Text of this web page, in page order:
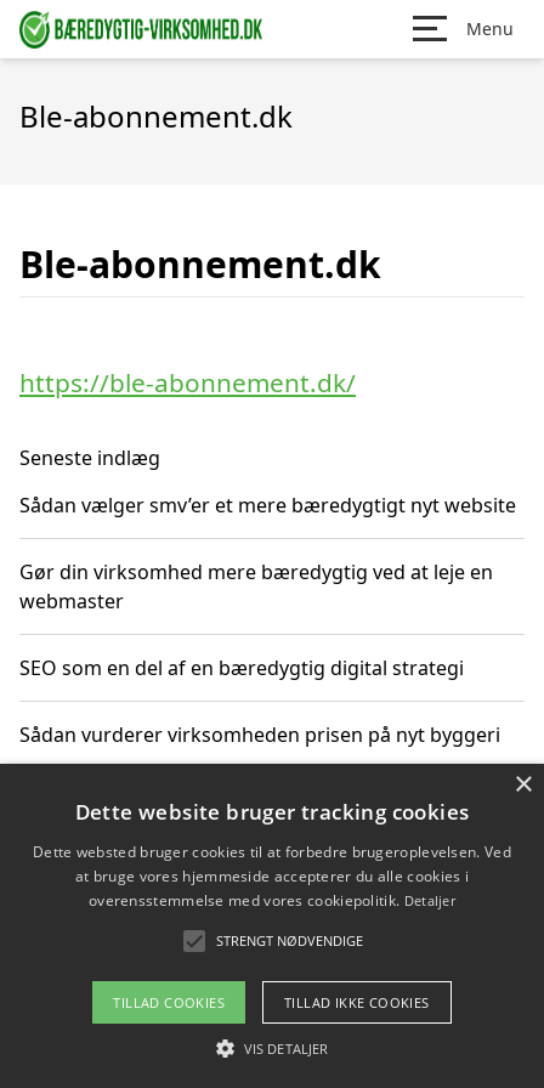
Menu
Ble-abonnement.dk
Ble-abonnement.dk
https://ble-abonnement.dk/
Seneste indlæg
Sådan vælger smv’er et mere bæredygtigt nyt website
Gør din virksomhed mere bæredygtig ved at leje en
webmaster
SEO som en del af en bæredygtig digital strategi
Sådan vurderer virksomheden prisen på nyt byggeri
Sådan får du hjælp til en hjemmeside uden binding
Copyright 2026 - Pilanto Aps
Om / kontakt
Blog Betingelser
×
Dette website bruger tracking cookies
Dette websted bruger cookies til at forbedre brugeroplevelsen. Ved
at bruge vores hjemmeside accepterer du alle cookies i
overensstemmelse med vores cookiepolitik. Detaljer
STRENGT NØDVENDIGE
TILLAD COOKIES TILLAD IKKE COOKIES
VIS DETALJER